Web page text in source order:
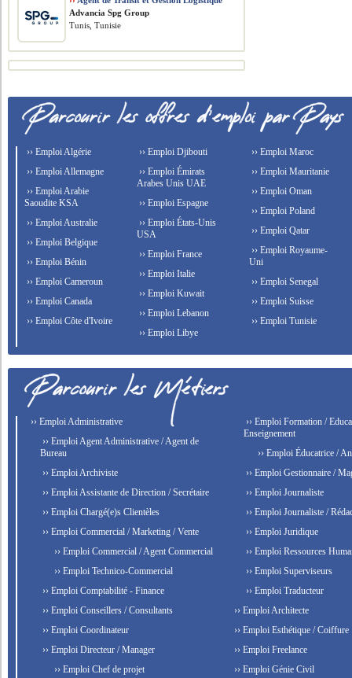
Advancia Spg Group
Tunis, Tunisie
›› Emploi Algérie
›› Emploi Allemagne
›› Emploi Arabie
Saoudite KSA
›› Emploi Australie
›› Emploi Belgique
›› Emploi Bénin
›› Emploi Cameroun
›› Emploi Canada
›› Emploi Côte d'Ivoire
›› Emploi Djibouti
›› Emploi Émirats
Arabes Unis UAE
›› Emploi Espagne
›› Emploi États-Unis
USA
›› Emploi France
›› Emploi Italie
›› Emploi Kuwait
›› Emploi Lebanon
›› Emploi Libye
›› Emploi Maroc
›› Emploi Mauritanie
›› Emploi Oman
›› Emploi Poland
›› Emploi Qatar
›› Emploi Royaume-
Uni
›› Emploi Senegal
›› Emploi Suisse
›› Emploi Tunisie
›› Emploi Administrative
›› Emploi Agent Administrative / Agent de
Bureau
›› Emploi Archiviste
›› Emploi Assistante de Direction / Secrétaire
›› Emploi Chargé(e)s Clientèles
›› Emploi Commercial / Marketing / Vente
›› Emploi Commercial / Agent Commercial
›› Emploi Technico-Commercial
›› Emploi Comptabilité - Finance
›› Emploi Conseillers / Consultants
›› Emploi Coordinateur
›› Emploi Directeur / Manager
›› Emploi Chef de projet
›› Emploi Formation /
Enseignement
›› Emploi Éducatrice /
›› Emploi Gestionnaire /
›› Emploi Journaliste
›› Emploi Journaliste /
›› Emploi Juridique
›› Emploi Ressources
›› Emploi Superviseurs
›› Emploi Traducteur
›› Emploi Architecte
›› Emploi Esthétique / Coiffure
›› Emploi Freelance
›› Emploi Génie Civil